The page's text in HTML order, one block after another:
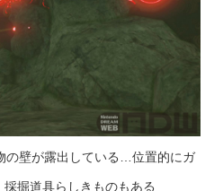
の壁が露出している…位置的にガ
掘道具らしきものもある